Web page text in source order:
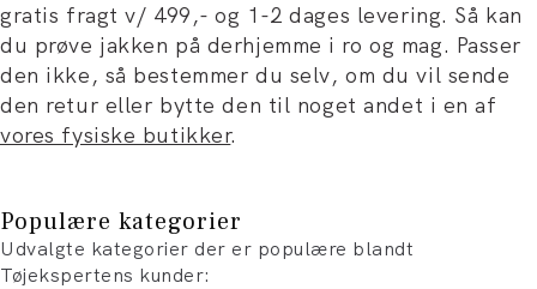
gratis fragt v/ 499,- og 1-2 dages levering. Så kan
du prøve jakken på derhjemme i ro og mag. Passer
den ikke, så bestemmer du selv, om du vil sende
den retur eller bytte den til noget andet i en af
vores fysiske butikker.
Populære kategorier
Udvalgte kategorier der er populære blandt
Tøjekspertens kunder: